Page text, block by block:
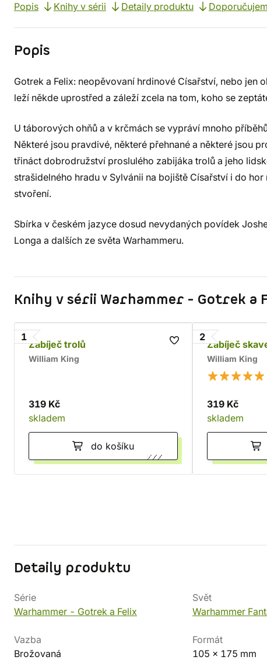
Popis Knihy v sérii Detaily produktu
Popis
Gotrek a Felix: neopěvovaní hrdinové Císařství, nebo jen
leží někde uprostřed a záleží zcela na tom, koho se
U táborových ohňů a v krčmách se vypráví mnoho
Některé jsou pravdivé, některé přehnané a některé jsou
třináct dobrodružství proslulého zabijáka trolů a jeho
strašidelného hradu v Sylvánii na bojiště Císařství i do
stvoření.
Sbírka v českém jazyce dosud nevydaných povídek
Longa a dalších ze světa Warhammeru.
Knihy v sérii Warhammer - Gotrek a
1
Zabíječ trolů
William King
319 Kč
skladem
do košíku
2
Zabíječ
William King
319 Kč
skladem
Detaily produktu
Série
Warhammer - Gotrek a Felix
Svět
Warhammer
Vazba
Brožovaná
Formát
105 x 175 mm